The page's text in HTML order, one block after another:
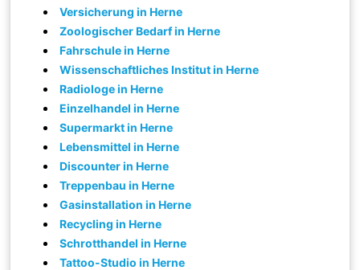
Versicherung in Herne
Zoologischer Bedarf in Herne
Fahrschule in Herne
Wissenschaftliches Institut in Herne
Radiologe in Herne
Einzelhandel in Herne
Supermarkt in Herne
Lebensmittel in Herne
Discounter in Herne
Treppenbau in Herne
Gasinstallation in Herne
Recycling in Herne
Schrotthandel in Herne
Tattoo-Studio in Herne